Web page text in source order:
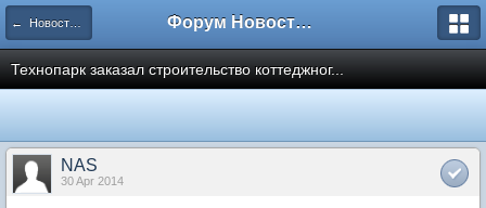
← Новости рынка недвижимости Форум Новостройки
Технопарк заказал строительство коттеджног...
NAS
30 Apr 2014